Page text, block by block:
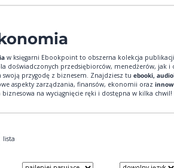
w księgarni Ebookpoint to obszerna kolekcja publikacji
doświadczonych przedsiębiorców, menedżerów, jak i
przygodę z biznesem. Znajdziesz tu ebooki,
aspekty zarządzania, finansów, ekonomii oraz
biznesowa na wyciągnięcie ręki i dostępna w kilka chwil!
lista